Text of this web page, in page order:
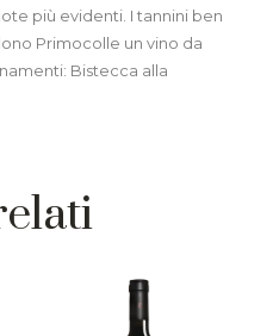
più evidenti. I tannini ben
Primocolle un vino da
Bistecca alla